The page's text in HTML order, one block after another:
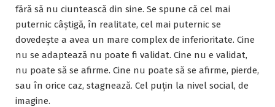
fără să nu ciuntească din sine. Se spune că cel mai
puternic câștigă, în realitate, cel mai puternic se
dovedește a avea un mare complex de inferioritate. Cine
nu se adaptează nu poate fi validat. Cine nu e validat,
nu poate să se afirme. Cine nu poate să se afirme, pierde,
sau în orice caz, stagnează. Cel puțin la nivel social, de
imagine.